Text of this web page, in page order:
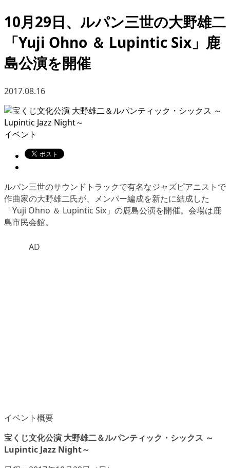
10月29日、ルパン三世の大野雄二
「Yuji Ohno ＆ Lupintic Six」鹿
島公演を開催
2017.08.16
イベント
ルパン三世のサウンドトラックで有名なジャズピアニストで
作曲家の大野雄二氏が、メンバー編成を新たに結成した
「Yuji Ohno ＆ Lupintic Six」の鹿島公演を開催。会場は鹿
島市民会館。
AD
イベント概要
宝くじ文化公演 大野雄二＆ルパンティック・シックス ～
Lupintic Jazz Night～